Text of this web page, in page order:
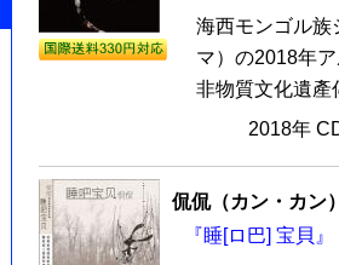
海西モンゴル族
マ）の2018年
非物質文化遺產
2018年
侃侃（カン・カン
『睡[ロ巴] 宝貝